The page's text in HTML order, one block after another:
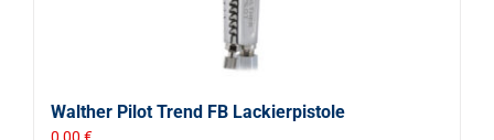
Walther Pilot Trend FB Lackierpistole
0,00 €